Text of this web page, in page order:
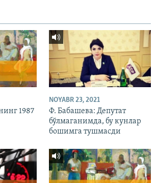
1987
NOYABR 23, 2021
Ф. Бабашева: Депутат
бўлмаганимда, бу кунлар
бошимга тушмасди